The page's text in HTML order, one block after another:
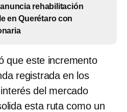
anuncia rehabilitación
en Querétaro con
que este incremento
registrada en los
del mercado
esta ruta como un